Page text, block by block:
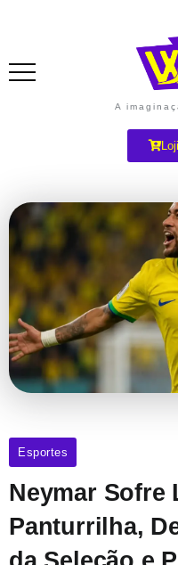
A
Esportes
Neymar Sofre
Panturrilha,